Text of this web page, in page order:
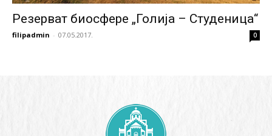
Резерват биосфере „Голија – Студеница“
filipadmin - 07.05.2017. 0